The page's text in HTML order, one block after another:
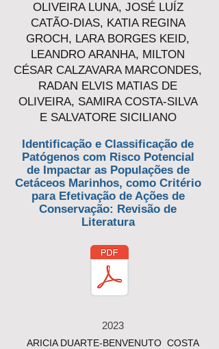
OLIVEIRA LUNA, JOSÉ LUÍZ
CATÃO-DIAS, KATIA REGINA
GROCH, LARA BORGES KEID,
LEANDRO ARANHA, MILTON
CÉSAR CALZAVARA MARCONDES,
RADAN ELVIS MATIAS DE
OLIVEIRA, SAMIRA COSTA-SILVA
E SALVATORE SICILIANO
Identificação e Classificação de
Patógenos com Risco Potencial
de Impactar as Populações de
Cetáceos Marinhos, como Critério
para Efetivação de Ações de
Conservação: Revisão de
Literatura
2023
ARICIA DUARTE-BENVENUTO COSTA